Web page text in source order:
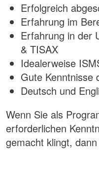
Erfolgreich
Erfahrung im
Erfahrung in der
& TISAX
Idealerweise
Gute Kenntnisse
Deutsch und
Wenn Sie als
erforderlichen
gemacht klingt,